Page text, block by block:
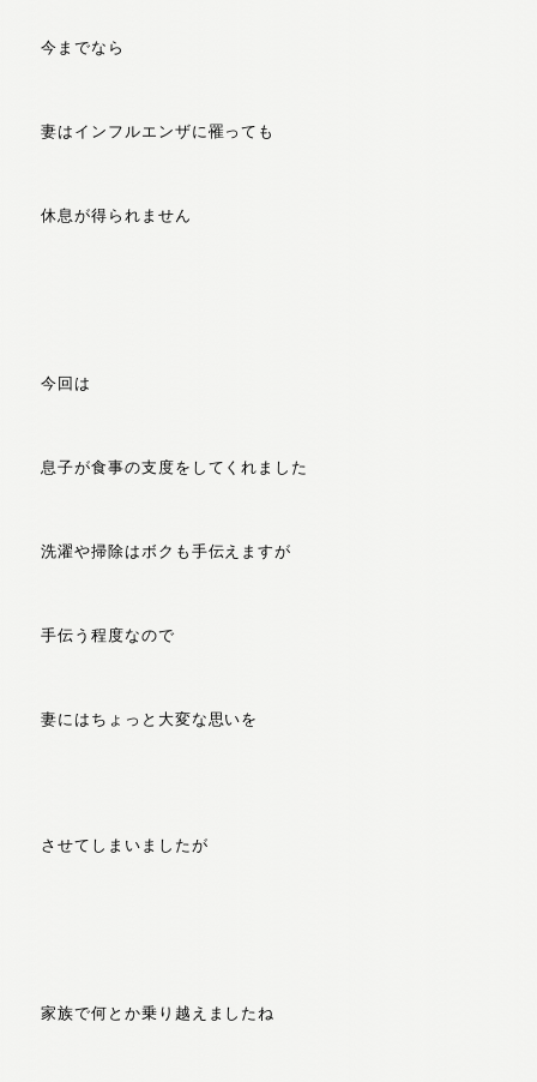
今までなら
妻はインフルエンザに罹っても
休息が得られません
今回は
息子が食事の支度をしてくれました
洗濯や掃除はボクも手伝えますが
手伝う程度なので
妻にはちょっと大変な思いを
させてしまいましたが
家族で何とか乗り越えましたね